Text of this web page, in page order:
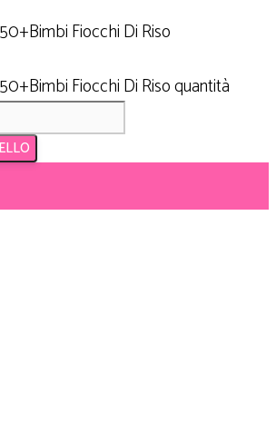
Fiocchi Di Riso
Fiocchi Di Riso quantità